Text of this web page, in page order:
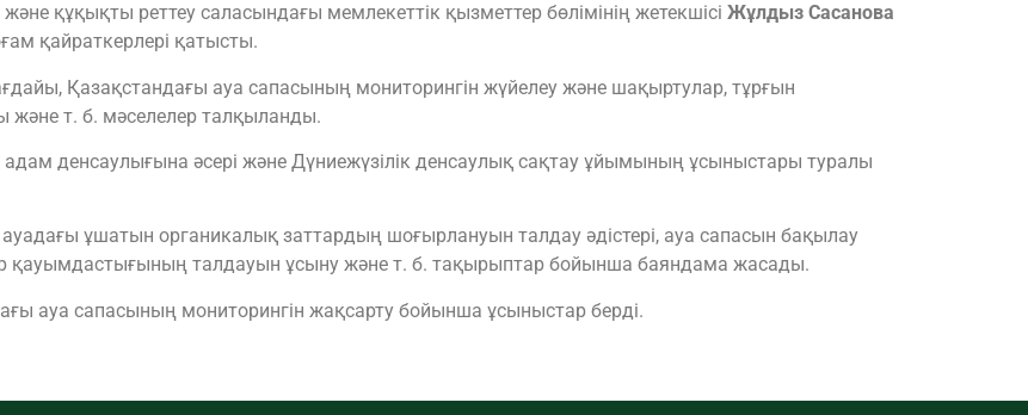
құқықты реттеу саласындағы мемлекеттік қызметтер бөлімінің жетекшісі Жұлдыз Сасанова
қайраткерлері қатысты.
Қазақстандағы ауа сапасының мониторингін жүйелеу және шақыртулар, тұрғын
және т. б. мәселелер талқыланды.
денсаулығына әсері және Дүниежүзілік денсаулық сақтау ұйымының ұсыныстары туралы
ұшатын органикалық заттардың шоғырлануын талдау әдістері, ауа сапасын бақылау
қауымдастығының талдауын ұсыну және т. б. тақырыптар бойынша баяндама жасады.
ауа сапасының мониторингін жақсарту бойынша ұсыныстар берді.